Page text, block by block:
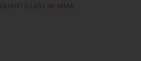
GUANTILLASs de MMA,